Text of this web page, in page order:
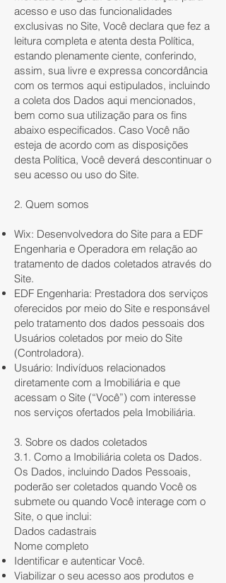
acesso e uso das funcionalidades
exclusivas no Site, Você declara que fez a
leitura completa e atenta desta Política,
estando plenamente ciente, conferindo,
assim, sua livre e expressa concordância
com os termos aqui estipulados, incluindo
a coleta dos Dados aqui mencionados,
bem como sua utilização para os fins
abaixo especificados. Caso Você não
esteja de acordo com as disposições
desta Política, Você deverá descontinuar o
seu acesso ou uso do Site.
2. Quem somos
Wix: Desenvolvedora do Site para a EDF
Engenharia e Operadora em relação ao
tratamento de dados coletados através do
Site.
EDF Engenharia: Prestadora dos serviços
oferecidos por meio do Site e responsável
pelo tratamento dos dados pessoais dos
Usuários coletados por meio do Site
(Controladora).
Usuário: Indivíduos relacionados
diretamente com a Imobiliária e que
acessam o Site (“Você”) com interesse
nos serviços ofertados pela Imobiliária.
3. Sobre os dados coletados
3.1. Como a Imobiliária coleta os Dados.
Os Dados, incluindo Dados Pessoais,
poderão ser coletados quando Você os
submete ou quando Você interage com o
Site, o que inclui:
Dados cadastrais
Nome completo
Identificar e autenticar Você.
Viabilizar o seu acesso aos produtos e